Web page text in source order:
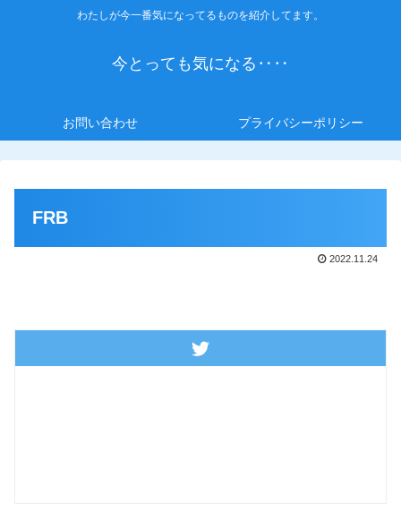
わたしが今一番気になってるものを紹介してます。
今とっても気になる‥‥
お問い合わせ プライバシーポリシー
FRB
2022.11.24